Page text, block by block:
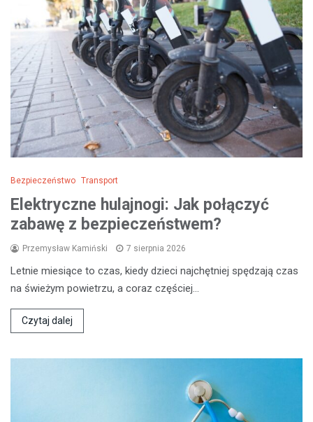
Bezpieczeństwo Transport
Elektryczne hulajnogi: Jak połączyć
zabawę z bezpieczeństwem?
Przemysław Kamiński 7 sierpnia 2026
Letnie miesiące to czas, kiedy dzieci najchętniej spędzają czas
na świeżym powietrzu, a coraz częściej…
Czytaj dalej